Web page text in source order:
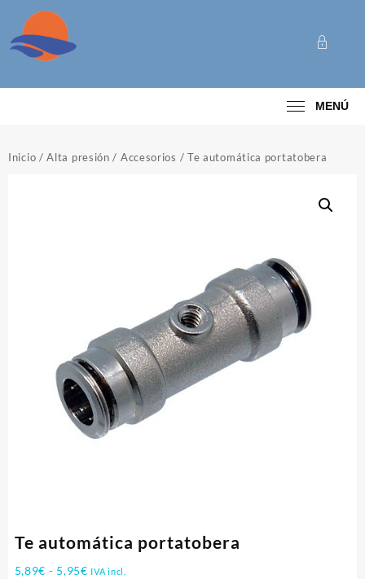
contenido
MENÚ
Inicio /Alta presión / Accesorios / Te automática portatobera
Te automática portatobera
5,89€ - 5,95€Rango
IVA incl.